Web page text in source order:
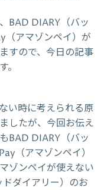
BAD DIARY（バッ
（アマゾンペイ）が
すので、今日の記事
い時に考えられる原
したが、今回お伝え
BAD DIARY（バッ
（アマゾンペイ）
ゾンペイが使えない
ダイアリー）のお